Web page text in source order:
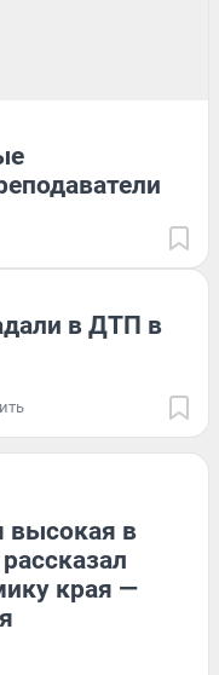
в ДТП в
высокая в
края —